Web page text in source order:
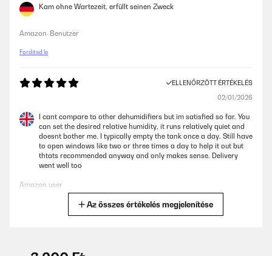
Kam ohne Wartezeit, erfüllt seinen Zweck
Amazon-Benutzer
Fordítsd le
ELLENŐRZÖTT ÉRTÉKELÉS
02/01/2026
I cant compare to other dehumidifiers but im satisfied so far. You
can set the desired relative humidity, it runs relatively quiet and
doesnt bother me. I typically empty the tank once a day. Still have
to open windows like two or three times a day to help it out but
thtats recommended anyway and only makes sense. Delivery
went well too
Amazon user
Az összes értékelés megjelenítése